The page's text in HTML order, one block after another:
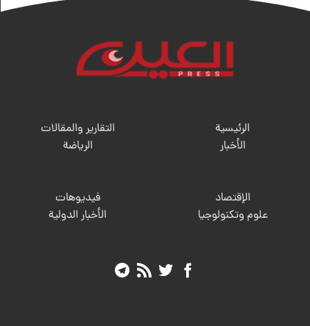
الرئيسية
الأخبار
التقارير والمقالات
الریاضة
الإقتصاد
علوم وتكنولوجيا
فيديوهات
الأخبار الدولية